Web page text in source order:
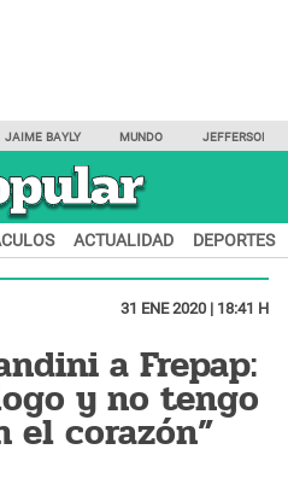
JAIME BAYLY MUNDO JEFFERSON
ACTUALIDAD DEPORTES
31 ENE 2020 | 18:41 H
a Frepap:
y no tengo
el corazón”